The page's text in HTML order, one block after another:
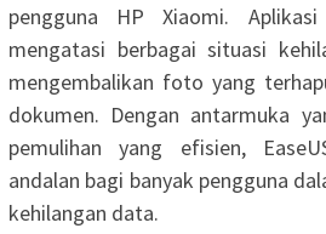
pengguna HP Xiaomi.
mengatasi berbagai situasi
mengembalikan foto yang
dokumen. Dengan antarmuka
pemulihan yang efisien,
andalan bagi banyak pengguna
kehilangan data.